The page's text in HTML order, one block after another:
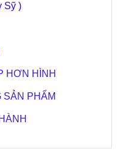
Sỹ )
HƠN HÌNH
PHẨM